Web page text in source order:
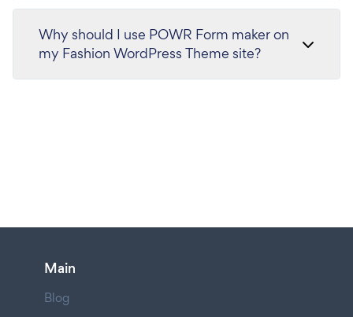
Why should I use POWR Form maker on
my Fashion WordPress Theme site?
Main
Blog